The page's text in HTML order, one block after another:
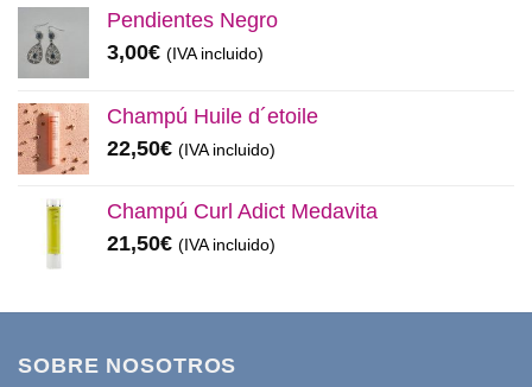
Pendientes Negro
3,00€ (IVA incluido)
Champú Huile d´etoile
22,50€ (IVA incluido)
Champú Curl Adict Medavita
21,50€ (IVA incluido)
SOBRE NOSOTROS